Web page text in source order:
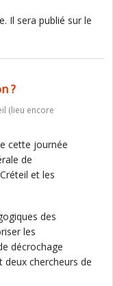
Il sera publié sur le
?
(lieu encore
cette journée
de
et les
des
les
décrochage
deux chercheurs de